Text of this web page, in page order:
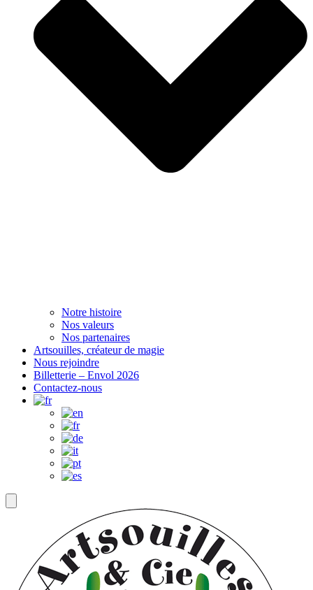
Notre histoire
Nos valeurs
Nos partenaires
Artsouilles, créateur de magie
Nous rejoindre
Billetterie – Envol 2026
Contactez-nous